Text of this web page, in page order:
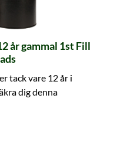
år gammal 1st Fill
tack vare 12 år i
dig denna